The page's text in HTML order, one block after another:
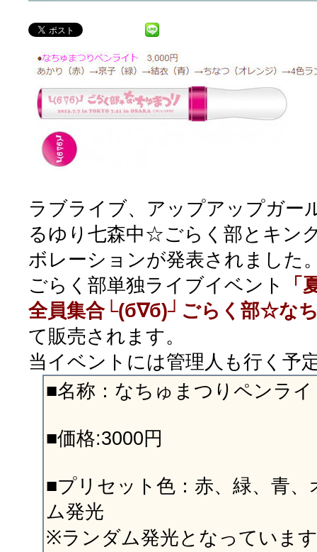
ラブライブ、アップアップガー
るゆり七森中☆ごらく部とキン
ボレーションが発表されました
ごらく部単独ライブイベント
全員集合└(б∇б)┘ごらく部☆な
て販売されます。
当イベントには管理人も行く予
■名称：なちゅまつりペンライ
■価格:3000円
■プリセット色：赤、緑、青
ム発光
※ランダム発光となっていま